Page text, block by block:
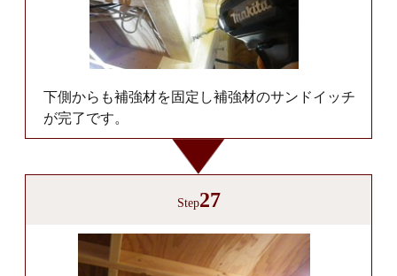
下側からも補強材を固定し補強材のサンドイッチ
が完了です。
Step27